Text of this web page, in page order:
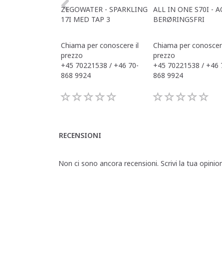
ZEGOWATER - SPARKLING
17I MED TAP 3
Chiama per conoscere il
prezzo
+45 70221538 / +46 70-
868 9924
ALL IN ONE S70I -
BERØRINGSFRI
Chiama per
prezzo
+45 70221538 / +46
868 9924
RECENSIONI
Non ci sono ancora recensioni. Scrivi la tua